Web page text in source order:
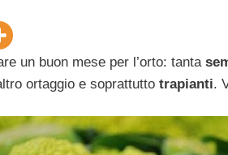
un buon mese per l’orto: tanta
ortaggio e soprattutto trapianti.